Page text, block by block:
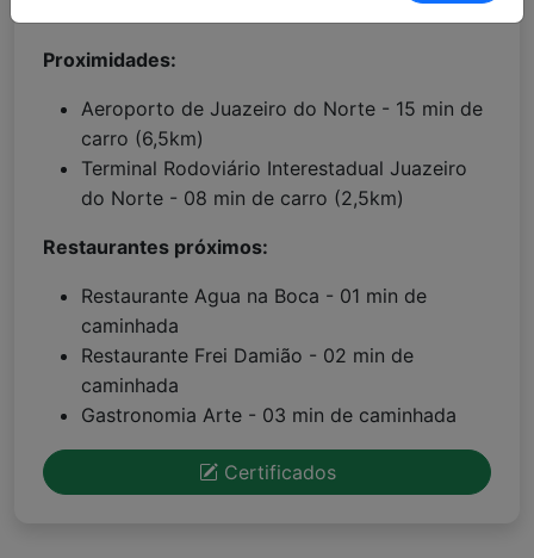
Proximidades:
Aeroporto de Juazeiro do Norte - 15 min de
carro (6,5km)
Terminal Rodoviário Interestadual Juazeiro
do Norte - 08 min de carro (2,5km)
Restaurantes próximos:
Restaurante Agua na Boca - 01 min de
caminhada
Restaurante Frei Damião - 02 min de
caminhada
Gastronomia Arte - 03 min de caminhada
Certificados